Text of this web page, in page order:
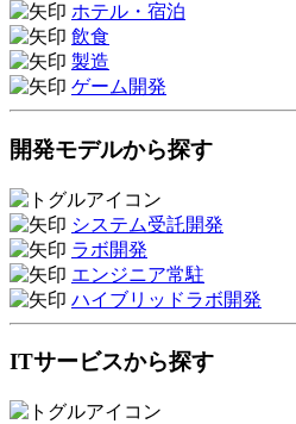
ホテル・宿泊
飲食
製造
ゲーム開発
開発モデルから探す
システム受託開発
ラボ開発
エンジニア常駐
ハイブリッドラボ開発
ITサービスから探す